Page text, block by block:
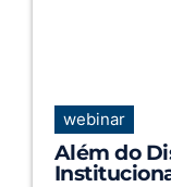
webinar
Além do